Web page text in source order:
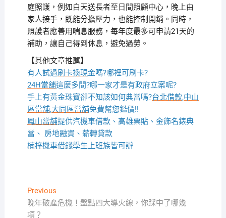
庭照護，例如白天送長者至日間照顧中心，晚上由
家人接手，既能分擔壓力，也能控制開銷。同時，
照護者應善用喘息服務，每年度最多可申請21天的
補助，讓自己得到休息，避免過勞。
【其他文章推薦】
有人試過刷卡換現金嗎?哪裡可刷卡?
24H當舖這麼多間?哪一家才是有政府立案呢?
手上有黃金珠寶卻不知該如何典當嗎?台北借款,中山
區當舖,大同區當舖免費幫您鑑價!!
鳳山當舖提供汽機車借款、高雄票貼、金飾名錶典
當、 房地融資、薪轉貸款
楠梓機車借錢學生上班族皆可辦
文
章
PreviousPrevious
post:
晚年破產危機！盤點四大導火線，你踩中了哪幾
項？